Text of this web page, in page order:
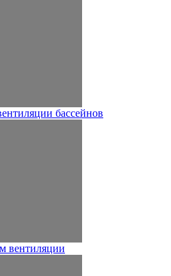
бассейнов
вентиляции